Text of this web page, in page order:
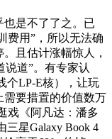
是不了了之。已
费用”，所以无法确
且估计涨幅惊人，
说道”。有专家认
个LP-E核），让玩
需要措置的价值数万
戏《阿凡达：潘多
三星Galaxy Book 4